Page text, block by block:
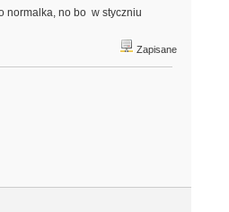
normalka, no bo w styczniu
Zapisane